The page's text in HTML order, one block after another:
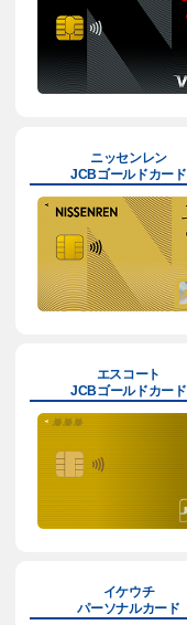
ニッセンレン
JCBゴールドカード
エスコート
JCBゴールドカード
イケウチ
パーソナルカード